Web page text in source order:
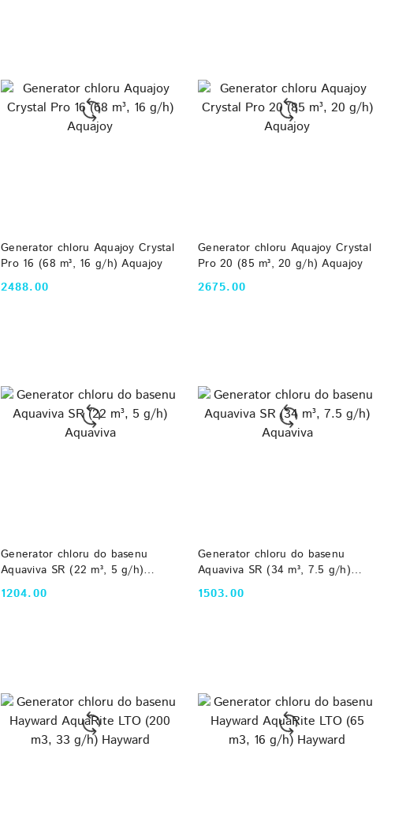
Generator chloru Aquajoy Crystal
Pro 16 (68 m³, 16 g/h) Aquajoy
Cena:
2488.00
DO KOSZYKA
Generator chloru Aquajoy Crystal
Pro 20 (85 m³, 20 g/h) Aquajoy
Cena:
2675.00
DO KOSZYKA
Generator chloru do basenu
Aquaviva SR (22 m³, 5 g/h)
Aquaviva
Cena:
1204.00
DO KOSZYKA
Generator chloru do basenu
Aquaviva SR (34 m³, 7.5 g/h)
Aquaviva
Cena:
1503.00
DO KOSZYKA